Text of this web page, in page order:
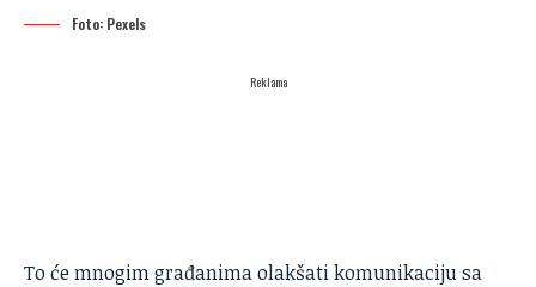
Foto: Pexels
Reklama
To će mnogim građanima olakšati komunikaciju sa